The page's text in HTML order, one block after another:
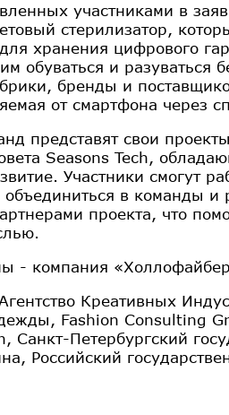
участниками в
стерилизатор,
хранения цифрового
обуваться и
бренды и
от смартфона через
представят свои
Seasons Tech,
Участники смогут
объединиться в команды
проекта, что
- компания
Креативных
Fashion Consulting
Санкт-Петербургский
Российский